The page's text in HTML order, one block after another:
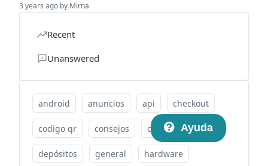
Ayuda
3 years ago by Mirna
Recent
Unanswered
android anuncios api checkout
codigo qr consejos consejos clip
depósitos general hardware